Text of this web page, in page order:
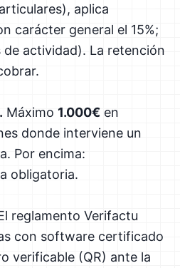
aplica
carácter general el 15%;
de actividad). La retención
Máximo 1.000€ en
donde interviene un
Por encima:
obligatoria.
reglamento Verifactu
con software certificado
verificable (QR) ante la